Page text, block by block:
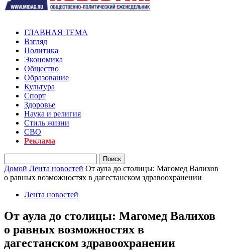
ГЛАВНАЯ ТЕМА
Взгляд
Политика
Экономика
Общество
Образование
Культура
Спорт
Здоровье
Наука и религия
Стиль жизни
СВО
Реклама
Домой Лента новостей От аула до столицы: Магомед Валихов
о равных возможностях в дагестанском здравоохранении
Лента новостей
От аула до столицы: Магомед Валихов
о равных возможностях в
дагестанском здравоохранении